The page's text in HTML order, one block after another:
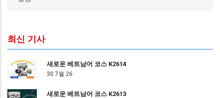
최신 기사
새로운 베트남어 코스 K2614
30 7월 26
새로운 베트남어 코스 K2613